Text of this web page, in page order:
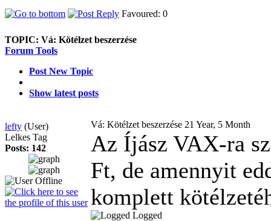
Favoured: 0
TOPIC: Vá: Kötélzet beszerzése
Forum Tools
Post New Topic
Show latest posts
lefty (User)
Lelkes Tag
Posts: 142
Vá: Kötélzet beszerzése 21 Year, 5 Month
Az Íjász VAX-ra
Ft, de amennyit
komplett
Logged